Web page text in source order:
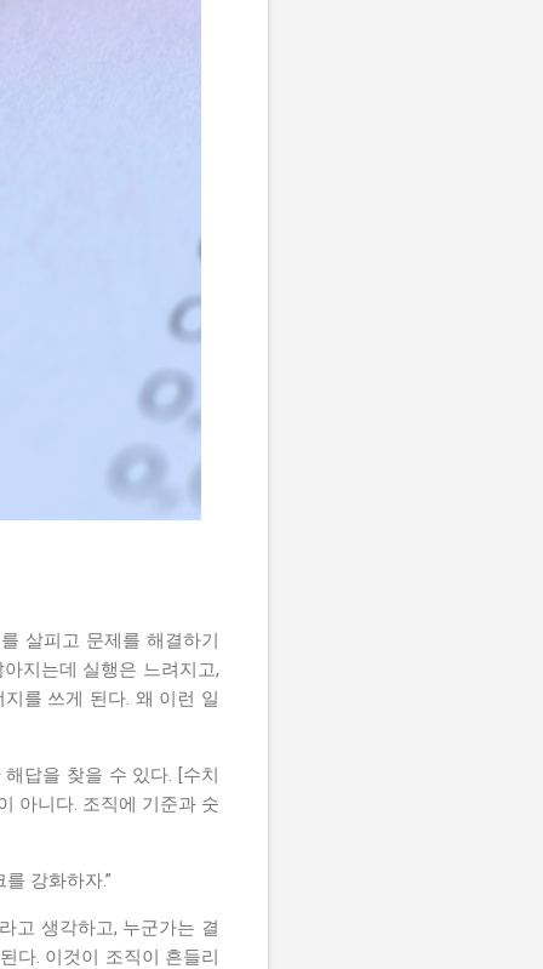
살피고 문제를 해결하기
지는데 실행은 느려지고,
를 쓰게 된다. 왜 이런 일
답을 찾을 수 있다. [수치
아니다. 조직에 기준과 숫
강화하자.”
고 생각하고, 누군가는 결
다. 이것이 조직이 흔들리